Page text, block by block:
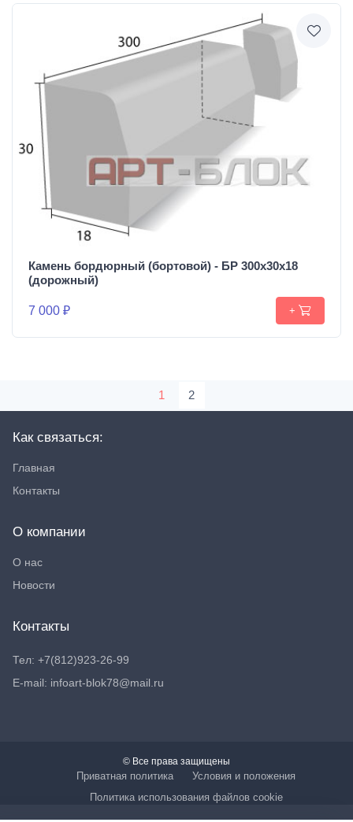
Камень бордюрный (бортовой) - БР 300х30х18
(дорожный)
7 000 ₽ +
1 2
Как связаться:
Главная
Контакты
О компании
О нас
Новости
Контакты
Тел: +7(812)923-26-99
E-mail: infoart-blok78@mail.ru
© Все права защищены
Приватная политика
Условия и положения
Политика использования файлов cookie